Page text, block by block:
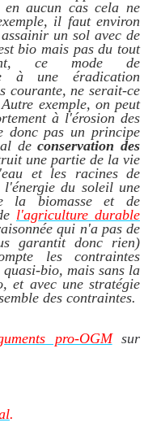
aucun cas cela ne
il faut environ
un sol avec de
bio mais pas du tout
ce mode de
à une éradication
courante, ne serait-ce
exemple, on peut
à l'érosion des
donc pas un principe
deconservation des
une partie de la vie
et les racines de
l'énergie du soleil une
la biomasse et de
l'agriculture durable
qui n'a pas de
garantit donc rien)
les contraintes
bio, mais sans la
et avec une stratégie
des contraintes.
pro-OGMsur
.